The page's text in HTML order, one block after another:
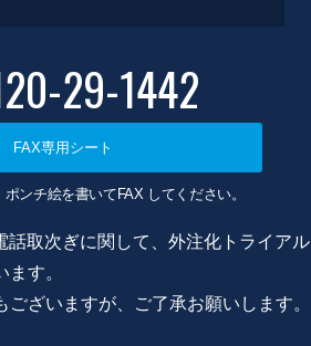
29-1442
FAX専用シート
ンチ絵を書いてFAX してください。
取次ぎに関して、外注化トライアル
す。
ございますが、ご了承お願いします。